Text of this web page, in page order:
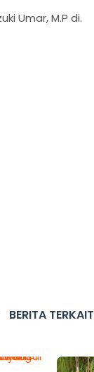
Umar, M.P di.
BERITA TERKAIT